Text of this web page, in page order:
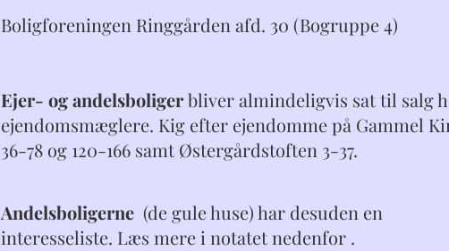
Boligforeningen Ringgården afd. 30 (Bogruppe 4)
Ejer- og andelsboligerbliver almindeligvis sat til salg
ejendomsmæglere. Kig efter ejendomme på Gammel
36-78 og 120-166 samt Østergårdstoften 3-37.
Andelsboligerne (de gule huse) har desuden en
interesseliste. Læs mere i notatet nedenfor .